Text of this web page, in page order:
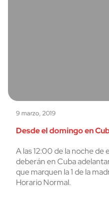
9 marzo, 2019
Desde el domingo en
A las 12:00 de la noche de
deberán en Cuba
que marquen la 1 de la
Horario Normal.